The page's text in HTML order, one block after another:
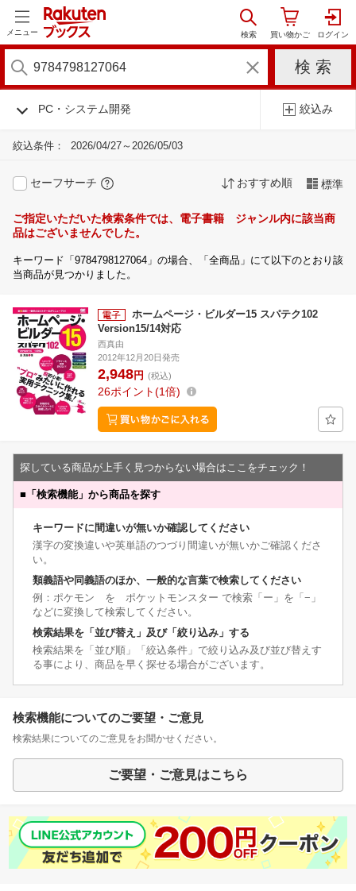
メニュー
PC・システム開発 絞込み
絞込条件： 2026/04/27～2026/05/03
セーフサーチ おすすめ順 標準
ご指定いただいた検索条件では、電子書籍 ジャンル内に該当商
品はございませんでした。
キーワード「9784798127064」の場合、「全商品」にて以下のとおり該
当商品が見つかりました。
ホームページ・ビルダー15 スパテク102
Version15/14対応
西真由
2012年12月20日発売
2,948円 (税込)
26ポイント 1倍
探している商品が上手く見つからない場合はここをチェック！
■ 「検索機能」から商品を探す
キーワードに間違いが無いか確認してください
漢字の変換違いや英単語のつづり間違いが無いかご確認くださ
い。
類義語や同義語のほか、一般的な言葉で検索してください
例：ポケモン を ポケットモンスター で検索「ー」を「−」
などに変換して検索してください。
検索結果を「並び替え」及び「絞り込み」する
検索結果を「並び順」「絞込条件」で絞り込み及び並び替えす
る事により、商品を早く探せる場合がございます。
検索機能についてのご要望・ご意見
検索結果についてのご意見をお聞かせください。
ご要望・ご意見はこちら